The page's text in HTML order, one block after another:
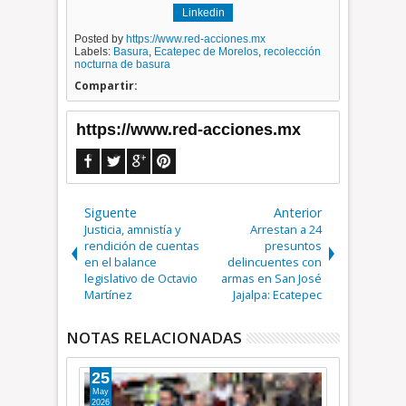
Linkedin
Posted by https://www.red-acciones.mx
Labels: Basura, Ecatepec de Morelos,recolección
nocturna de basura
Compartir:
https://www.red-acciones.mx
Siguente
Justicia, amnistía y
rendición de cuentas
en el balance
legislativo de Octavio
Martínez
Anterior
Arrestan a 24
presuntos
delincuentes con
armas en San José
Jajalpa: Ecatepec
NOTAS RELACIONADAS
02
Ago
2026